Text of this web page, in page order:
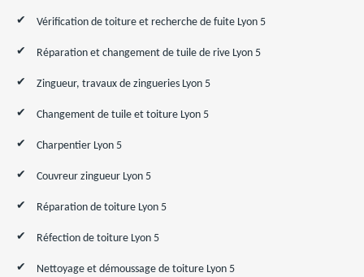
Vérification de toiture et recherche de fuite Lyon 5
Réparation et changement de tuile de rive Lyon 5
Zingueur, travaux de zingueries Lyon 5
Changement de tuile et toiture Lyon 5
Charpentier Lyon 5
Couvreur zingueur Lyon 5
Réparation de toiture Lyon 5
Réfection de toiture Lyon 5
Nettoyage et démoussage de toiture Lyon 5